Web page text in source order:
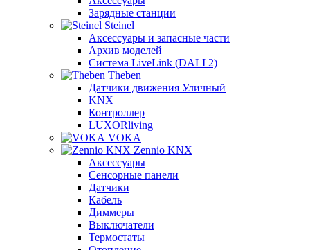
Зарядные станции
Steinel
Аксессуары и запасные части
Архив моделей
Система LiveLink (DALI 2)
Theben
Датчики движения Уличный
KNX
Контроллер
LUXORliving
VOKA
Zennio KNX
Аксессуары
Сенсорные панели
Датчики
Кабель
Диммеры
Выключатели
Термостаты